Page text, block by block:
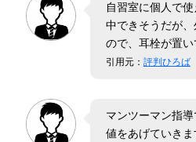
つくば
校
茨
城
県
つくば駅
土浦校
問合
茨
土浦駅西
自習室に個人で
中できそうだが
ので、耳栓が置い
引用元： 評判ひろば
マンツーマン指
値をあげていき